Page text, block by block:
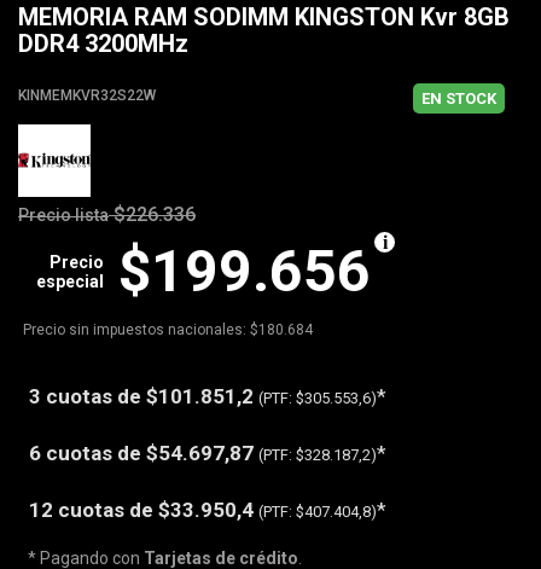
MEMORIA RAM SODIMM KINGSTON Kvr 8GB
DDR4 3200MHz
KINMEMKVR32S22W EN STOCK
Precio lista $226.336
$199.656
Precio
especial
Precio sin impuestos nacionales: $180.684
3 cuotas de $101.851,2 (PTF: $305.553,6)*
6 cuotas de $54.697,87 (PTF: $328.187,2)*
12 cuotas de $33.950,4 (PTF: $407.404,8)*
* Pagando con Tarjetas de crédito